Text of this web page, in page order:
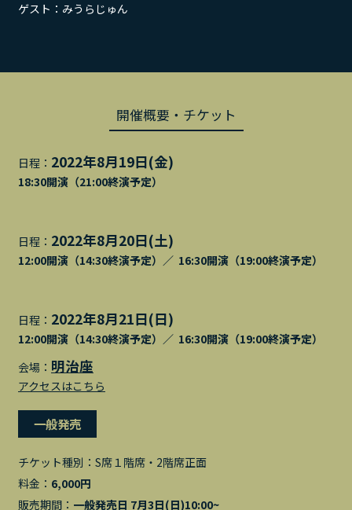
ゲスト：みうらじゅん
開催概要・チケット
日程： 2022年8月19日(金)
18:30開演（21:00終演予定）
日程： 2022年8月20日(土)
12:00開演（14:30終演予定）／ 16:30開演（19:00終演予定）
日程： 2022年8月21日(日)
12:00開演（14:30終演予定）／ 16:30開演（19:00終演予定）
会場： 明治座
アクセスはこちら
一般発売
チケット種別： S席１階席・2階席正面
料金： 6,000円
販売期間： 一般発売日 7月3日(日)10:00~